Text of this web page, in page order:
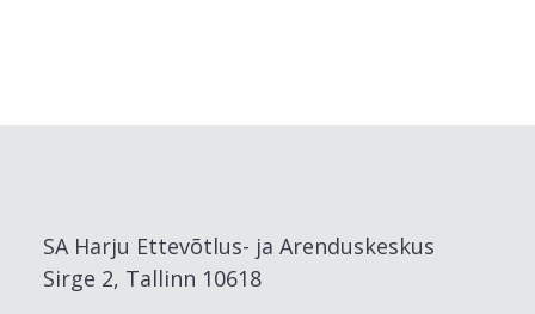
SA Harju Ettevõtlus- ja Arenduskeskus
Sirge 2, Tallinn 10618